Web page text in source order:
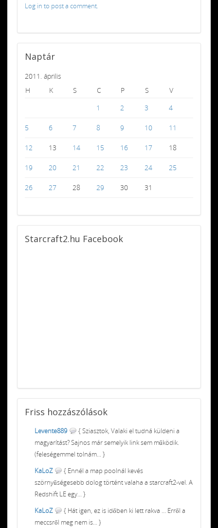
Log in to post a comment.
Naptár
2011. április
H
K S C P S
V
1
2 3 4
5 6 7 8 9 10 11
12 13 14 15 16 17 18
19 20 21 22 23 24 25
26 27 28 29 30 31
Starcraft2.hu Facebook
Friss hozzászólások
Levente889
{ Sziasztok, Valaki el tudná küldeni a
magyarítást? Sajnos már semelyik link sem működik.
(feleségemmel tolnám... }
KaLoZ
{ Ennél a map poolnál kevés
szörnyűségesebb dolog történt valaha a starcraft2-vel. A
Redshift LE egy... }
KaLoZ
{ Hát igen, ez is időben ki lett rakva ... Erről a
meccsről meg nem is... }